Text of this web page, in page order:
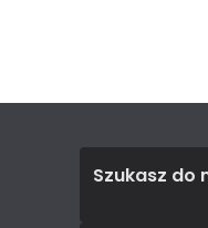
Szukasz do